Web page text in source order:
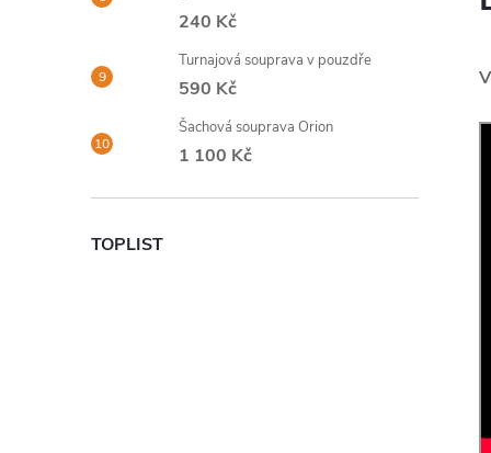
240 Kč
Turnajová souprava v pouzdře
590 Kč
Šachová souprava Orion
1 100 Kč
TOPLIST